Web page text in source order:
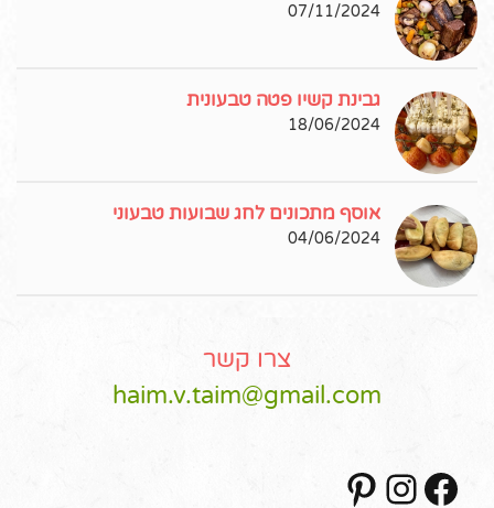
07/11/2024
גבינת קשיו פטה טבעונית
18/06/2024
אוסף מתכונים לחג שבועות טבעוני
04/06/2024
צרו קשר
haim.v.taim@gmail.com
Facebook
Instagram